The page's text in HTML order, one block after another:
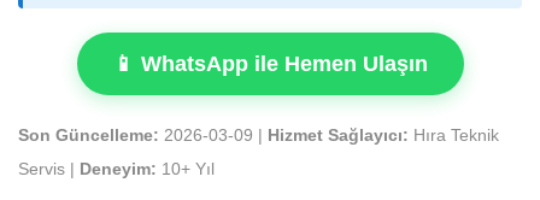
📱 WhatsApp ile Hemen Ulaşın
Son Güncelleme: 2026-03-09 | Hizmet Sağlayıcı: Hıra Teknik
Servis |
Deneyim: 10+ Yıl